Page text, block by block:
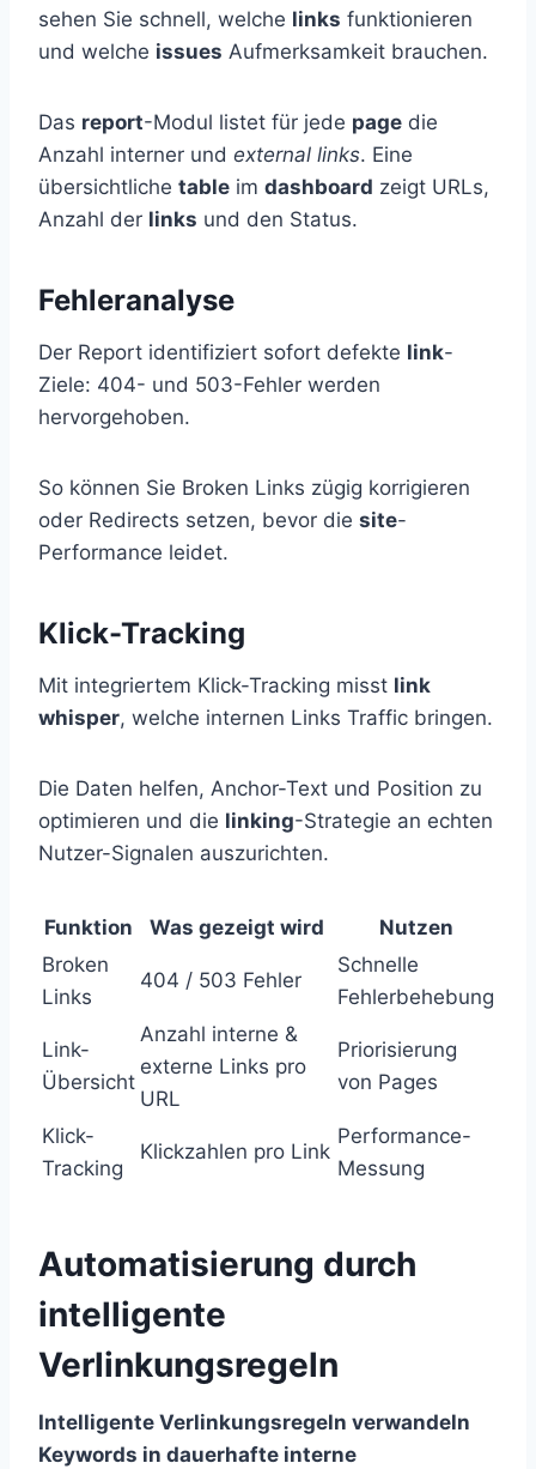
sehen Sie schnell, welche links funktionieren
und welche issues Aufmerksamkeit brauchen.
Das report-Modul listet für jede page die
Anzahl interner und external links. Eine
übersichtliche table im dashboard zeigt URLs,
Anzahl der links und den Status.
Fehleranalyse
Der Report identifiziert sofort defekte link-
Ziele: 404- und 503-Fehler werden
hervorgehoben.
So können Sie Broken Links zügig korrigieren
oder Redirects setzen, bevor die site-
Performance leidet.
Klick-Tracking
Mit integriertem Klick-Tracking misst link
whisper, welche internen Links Traffic bringen.
Die Daten helfen, Anchor-Text und Position zu
optimieren und die linking-Strategie an echten
Nutzer-Signalen auszurichten.
Funktion Was gezeigt wird
Nutzen
Broken
Links
404 / 503 Fehler
Schnelle
Fehlerbehebung
Link-
Übersicht
Anzahl interne &
externe Links pro
URL
Priorisierung
von Pages
Klick-
Tracking
Klickzahlen pro Link
Performance-
Messung
Automatisierung durch
intelligente
Verlinkungsregeln
Intelligente Verlinkungsregeln verwandeln
Keywords in dauerhafte interne